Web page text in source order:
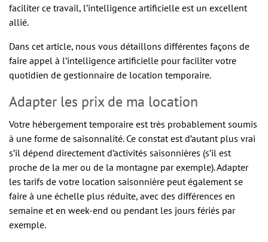
faciliter ce travail, l’intelligence artificielle est un excellent
allié.
Dans cet article, nous vous détaillons différentes façons de
faire appel à l’intelligence artificielle pour faciliter votre
quotidien de gestionnaire de location temporaire.
Adapter les prix de ma location
Votre hébergement temporaire est très probablement soumis
à une forme de saisonnalité. Ce constat est d’autant plus vrai
s’il dépend directement d’activités saisonnières (s’il est
proche de la mer ou de la montagne par exemple). Adapter
les tarifs de votre location saisonnière peut également se
faire à une échelle plus réduite, avec des différences en
semaine et en week-end ou pendant les jours fériés par
exemple.